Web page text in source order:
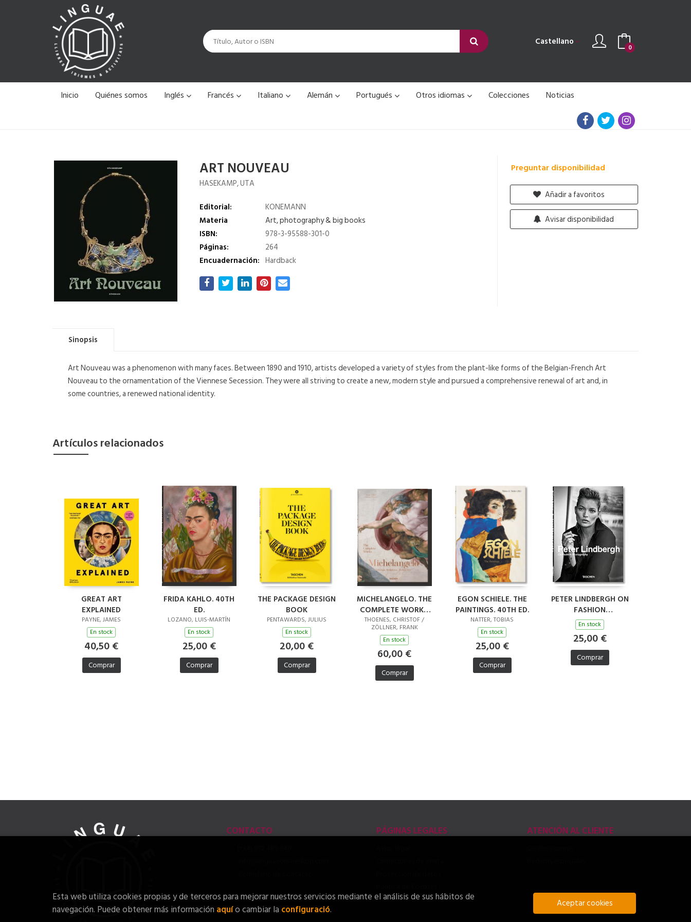
Castellano 0
Inicio Quiénes somos Inglés Francés Italiano Alemán Portugués Otros idiomas Colecciones Noticias
ART NOUVEAU
HASEKAMP, UTA
Editorial:
KONEMANN
Materia
Art, photography & big books
ISBN:
978-3-95588-301-0
Páginas:
264
Encuadernación: Hardback
Preguntar disponibilidad
Añadir a favoritos
Avisar disponibilidad
Sinopsis
Art Nouveau was a phenomenon with many faces. Between 1890 and 1910, artists developed a variety of styles from the plant-like forms of the Belgian-French Art
Nouveau to the ornamentation of the Viennese Secession. They were all striving to create a new, modern style and pursued a comprehensive renewal of art and, in
some countries, a renewed national identity.
Artículos relacionados
GREAT ART
EXPLAINED
PAYNE, JAMES
En stock
40,50 €
Comprar
FRIDA KAHLO. 40TH
ED.
LOZANO, LUIS-MARTÍN
En stock
25,00 €
Comprar
THE PACKAGE DESIGN
BOOK
PENTAWARDS, JULIUS
En stock
20,00 €
Comprar
MICHELANGELO. THE
COMPLETE WORKS.
PAINTINGS,
SCULPTURES,
ARCHITECTURE
THOENES, CHRISTOF /
ZÖLLNER, FRANK
En stock
60,00 €
Comprar
EGON SCHIELE. THE
PAINTINGS. 40TH ED.
NATTER, TOBIAS
En stock
25,00 €
Comprar
PETER LINDBERGH ON
FASHION
PHOTOGRAPHY.
40TH ED.
En stock
25,00 €
Comprar
CONTACTO PÁGINAS LEGALES ATENCIÓN AL CLIENTE
Esta web utiliza cookies propias y de terceros para mejorar nuestros servicios mediante el análisis de sus hábitos de
navegación. Puede obtener más información aquío cambiar la configuració. Aceptar cookies